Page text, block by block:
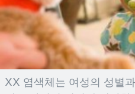
XX 염색체는 여성의 성별